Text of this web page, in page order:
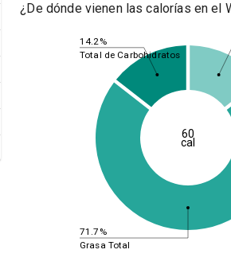
¿De dónde vienen las calorías en el
71.7%
14.2%
Grasa Total
Total de Carbohidratos
60
cal